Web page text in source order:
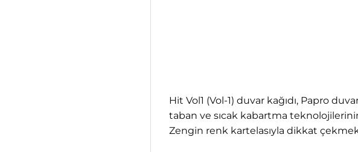
Hit Vol1 (Vol-1) duvar kağıdı, Papro
taban ve sıcak kabartma
Zengin renk kartelasıyla dikkat